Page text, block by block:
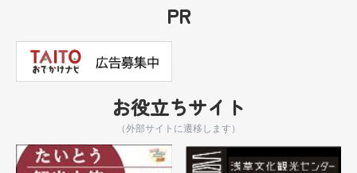
PR
お役立ちサイト
（外部サイトに遷移します）